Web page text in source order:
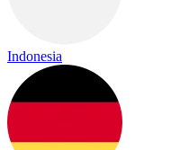
Indonesia